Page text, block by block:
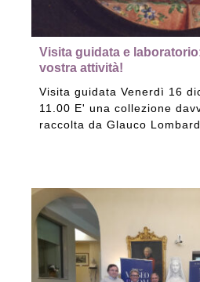
Visita guidata e
vostra attività!
Visita guidata Venerdì 16
11.00 E' una collezione
raccolta da Glauco